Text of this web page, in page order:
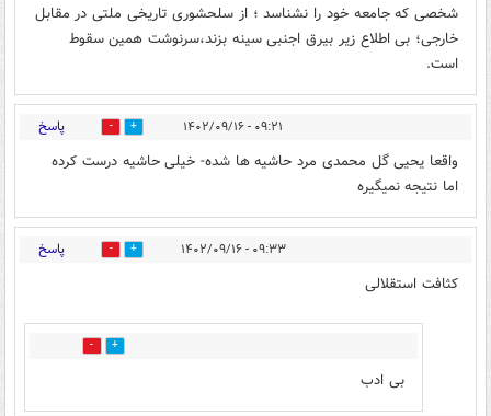
شخصی که جامعه خود را نشناسد ؛ از سلحشوری تاریخی ملتی در مقابل
خارجی؛ بی اطلاع زیر بیرق اجنبی سینه بزند،سرنوشت همین سقوط
است.
۰۹:۲۱ - ۱۴۰۲/۰۹/۱۶ 12 پاسخ
واقعا یحیی گل محمدی مرد حاشیه ها شده- خیلی حاشیه درست کرده
اما نتیجه نمیگیره
۰۹:۳۳ - ۱۴۰۲/۰۹/۱۶ 5 پاسخ
کثافت استقلالی
1
بی ادب